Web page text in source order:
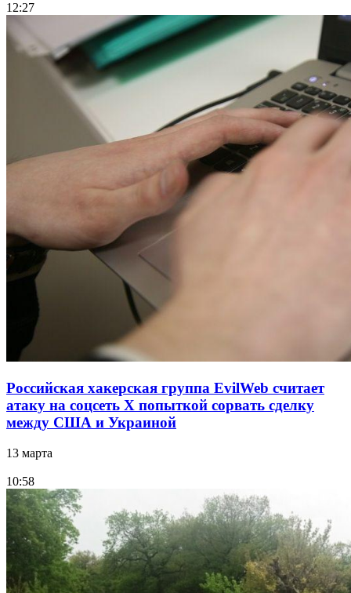
12:27
Российская хакерская группа EvilWeb считает
атаку на соцсеть Х попыткой сорвать сделку
между США и Украиной
13 марта
10:58